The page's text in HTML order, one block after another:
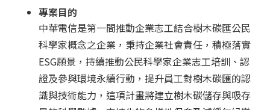
專案目的
中華電信是第一間推動企業志工結合樹木碳匯公民
科學家概念之企業，秉持企業社會責任，積極落實
ESG願景，持續推動公民科學家企業志工培訓、認
證及參與環境永續行動，提升員工對樹木碳匯的認
識與技術能力，這項計畫將建立樹木碳儲存與吸存